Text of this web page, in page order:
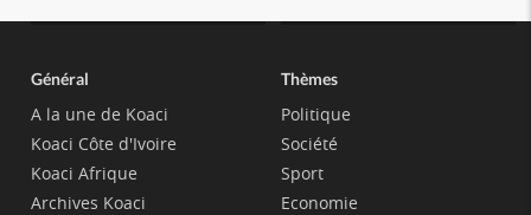
Général
A la une de Koaci
Koaci Côte d'Ivoire
Koaci Afrique
Archives Koaci
Thèmes
Politique
Société
Sport
Economie